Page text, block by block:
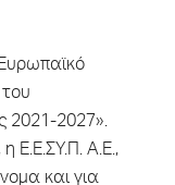
2021-2027».
Ε.Ε.ΣΥ.Π. A.E.,
και για